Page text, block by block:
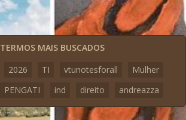
TERMOS MAIS BUSCADOS
2026 TI vtunotesforall
Mulher
PENGATI ind direito andreazza